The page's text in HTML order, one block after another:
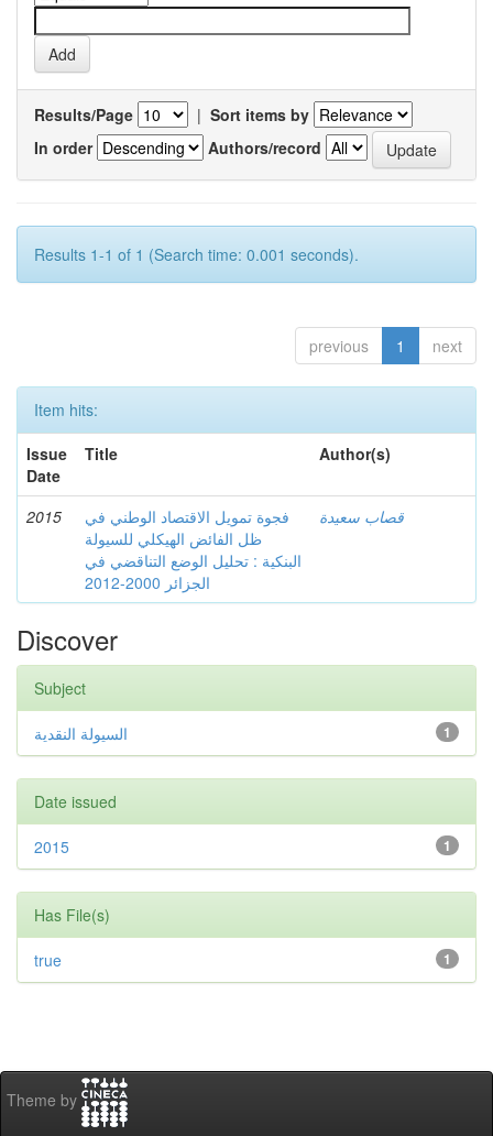
Results/Page | Sort items by
In order
Authors/record
Results 1-1 of 1 (Search time: 0.001 seconds).
previous 1 next
Item hits:
Issue
Date
Title Author(s)
2015
فجوة تمويل الاقتصاد الوطني في
ظل الفائض الهيكلي للسيولة
البنكية : تحليل الوضع التناقضي في
الجزائر 2000-2012
قصاب سعيدة
Discover
Subject
1 السيولة النقدية
Date issued
1
2015
Has File(s)
1
true
Theme by